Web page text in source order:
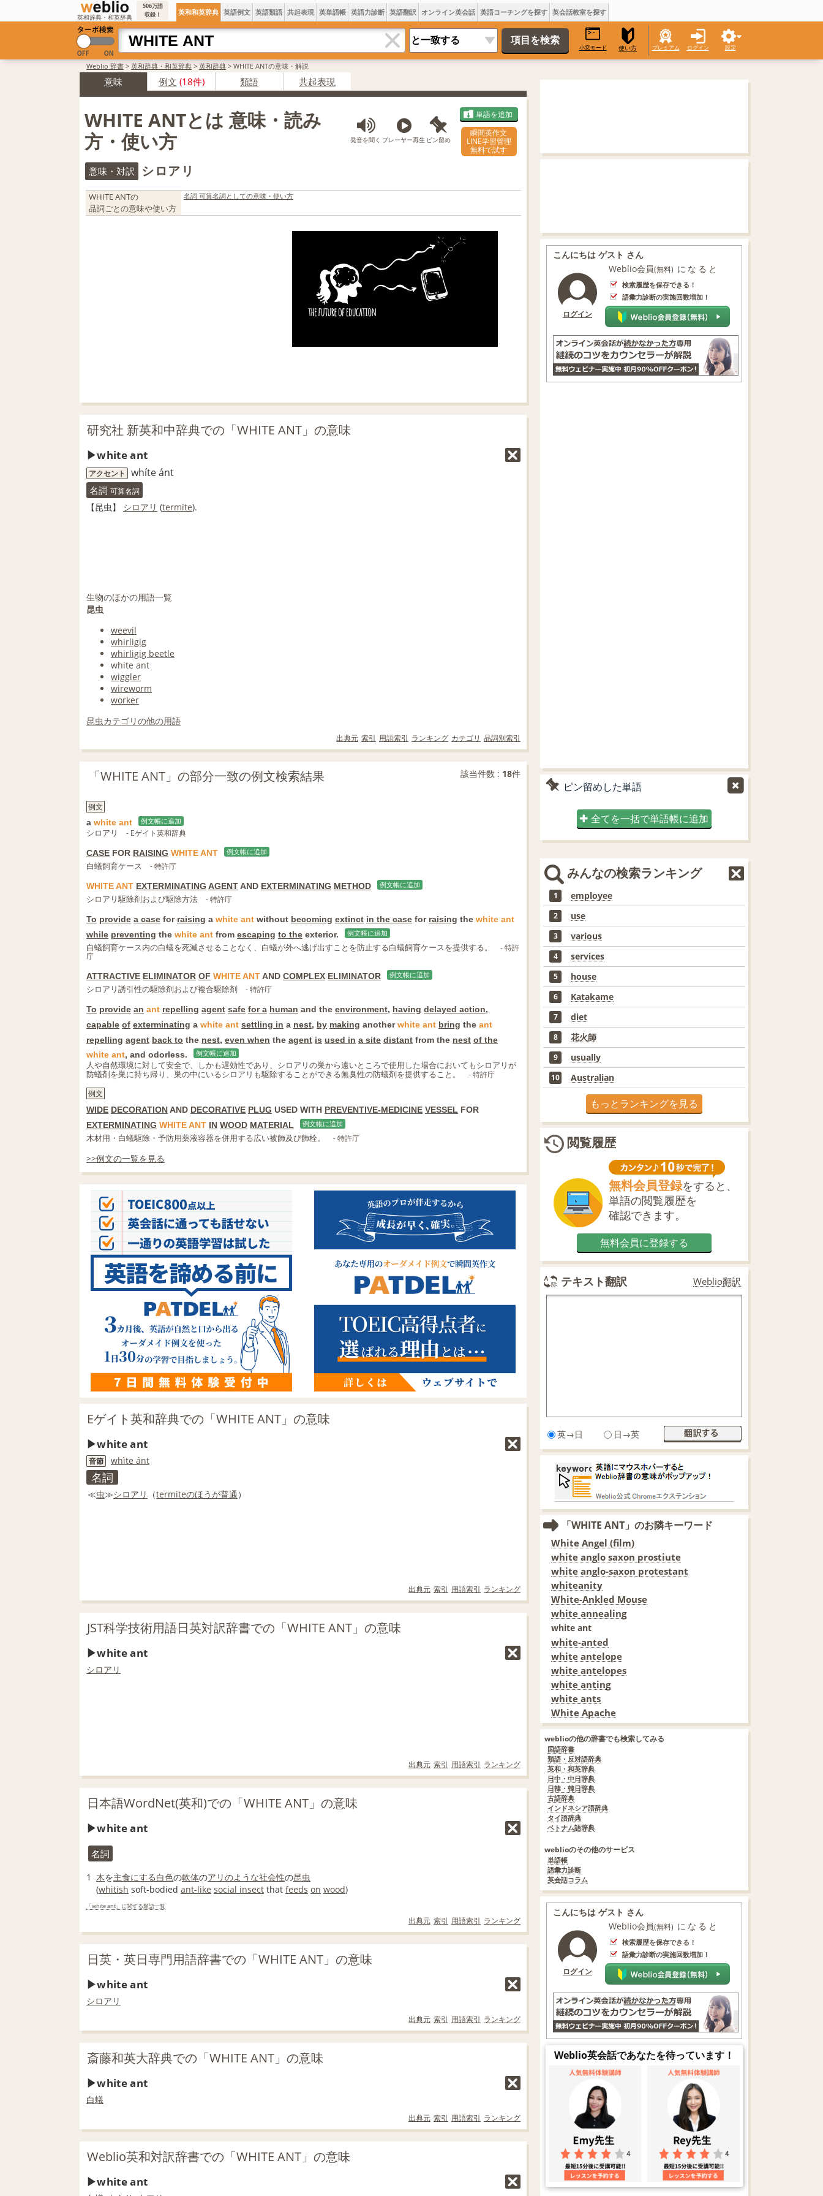
英和辞典・和英辞典
506万語
収録！
英和和英辞典 英語例文 英語類語 共起表現 英単語帳 英語力診断 英語翻訳 オンライン英会話 英語コーチングを探す 英会話教室を探す
小窓モード 使い方 プレミアム ログイン 設定
Weblio 辞書 > 英和辞典・和英辞典 > 英和辞典 > WHITE ANTの意味・解説
意味 例文 (18件) 類語 共起表現
WHITE ANTとは 意味・読み
方・使い方
発音を聞く プレーヤー再生 ピン留め
単語を追加
瞬間英作文
LINE学習管理
無料で試す
意味・対訳 シロアリ
WHITE ANTの
品詞ごとの意味や使い方
名詞 可算名詞としての意味・使い方
研究社 新英和中辞典での「WHITE ANT」の意味
white ant
アクセント whíte ánt
名詞 可算名詞
【昆虫】 シロアリ (termite).
生物のほかの用語一覧
昆虫
weevil
whirligig
whirligig beetle
white ant
wiggler
wireworm
worker
昆虫カテゴリの他の用語
出典元 索引 用語索引 ランキング カテゴリ 品詞別索引
「WHITE ANT」の部分一致の例文検索結果 該当件数 : 18件
例文
a white ant 例文帳に追加
シロアリ - Eゲイト英和辞典
CASE FOR RAISING WHITEANT 例文帳に追加
白蟻飼育ケース - 特許庁
WHITEANT EXTERMINATING AGENTAND EXTERMINATING METHOD 例文帳に追加
シロアリ駆除剤および駆除方法 - 特許庁
To provide a case for raising a white ant without becoming extinct in the case for raising the white ant
while preventing the white ant from escaping to the exterior. 例文帳に追加
白蟻飼育ケース内の白蟻を死滅させることなく、白蟻が外へ逃げ出すことを防止する白蟻飼育ケースを提供する。
- 特許
庁
ATTRACTIVE ELIMINATOR OF WHITEANTAND COMPLEX ELIMINATOR 例文帳に追加
シロアリ誘引性の駆除剤および複合駆除剤 - 特許庁
To provide an ant repelling agent safe for a human and the environment, having delayed action,
capable of exterminating a white ant settling in a nest, by making anotherwhite ant bring the ant
repelling agent back to the nest, even when the agent is used in a site distant from the nest of the
white ant, and odorless. 例文帳に追加
人や自然環境に対して安全で、しかも遅効性であり、シロアリの巣から遠いところで使用した場合においてもシロアリが
防蟻剤を巣に持ち帰り、巣の中にいるシロアリも駆除することができる無臭性の防蟻剤を提供すること。
- 特許庁
例文
WIDE DECORATIONAND DECORATIVE PLUG USED WITH PREVENTIVE-MEDICINE VESSEL FOR
EXTERMINATING WHITEANT IN WOOD MATERIAL 例文帳に追加
木材用・白蟻駆除・予防用薬液容器を併用する広い被飾及び飾栓。 - 特許庁
>>例文の一覧を見る
Eゲイト英和辞典での「WHITE ANT」の意味
white ant
音節 white ant
名詞
≪虫≫シロアリ （termiteのほうが普通 ）
出典元 索引 用語索引 ランキング
JST科学技術用語日英対訳辞書での「WHITE ANT」の意味
white ant
シロアリ
出典元 索引 用語索引 ランキング
日本語WordNet(英和)での「WHITE ANT」の意味
white ant
名詞
1 木を主食にする白色の軟体のアリのような社会性の昆虫
(whitish soft-bodied ant-like social insect that feeds on wood)
「white ant」に関する類語一覧
出典元 索引 用語索引 ランキング
日英・英日専門用語辞書での「WHITE ANT」の意味
white ant
シロアリ
出典元 索引 用語索引 ランキング
斎藤和英大辞典での「WHITE ANT」の意味
white ant
白蟻
出典元 索引 用語索引 ランキング
Weblio英和対訳辞書での「WHITE ANT」の意味
white ant
こんにちは ゲスト さん
ログイン
Weblio会員(無料) になると
検索履歴を保存できる！
語彙力診断の実施回数増加！
ピン留めした単語
全てを一括で単語帳に追加
みんなの検索ランキング
1 employee
2 use
3 various
4 services
5 house
6 Katakame
7 diet
8 花火師
9 usually
10 Australian
もっとランキングを見る
閲覧履歴
無料会員登録をすると、
単語の閲覧履歴を
確認できます。
無料会員に登録する
テキスト翻訳 Weblio翻訳
英→日 日→英
「WHITE ANT」のお隣キーワード
White Angel (film)
white anglo saxon prostiute
white anglo-saxon protestant
whiteanity
White-Ankled Mouse
white annealing
white ant
white-anted
white antelope
white antelopes
white anting
white ants
White Apache
weblioの他の辞書でも検索してみる
国語辞書
類語・反対語辞典
英和・和英辞典
日中・中日辞典
日韓・韓日辞典
古語辞典
インドネシア語辞典
タイ語辞典
ベトナム語辞典
weblioのその他のサービス
単語帳
語彙力診断
英会話コラム
こんにちは ゲスト さん
ログイン
Weblio会員(無料) になると
検索履歴を保存できる！
語彙力診断の実施回数増加！
Weblio英会話であなたを待っています！